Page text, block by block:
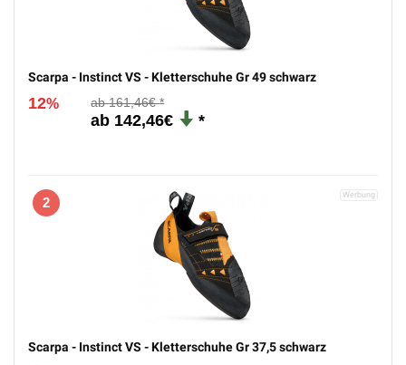
Scarpa - Instinct VS - Kletterschuhe Gr 49 schwarz
12% 161,46€
142,46€
2
Scarpa - Instinct VS - Kletterschuhe Gr 37,5 schwarz